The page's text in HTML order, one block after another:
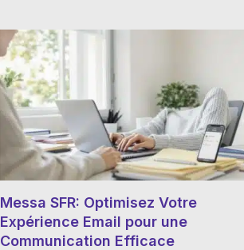
Messa SFR: Optimisez Votre
Expérience Email pour une
Communication Efficace